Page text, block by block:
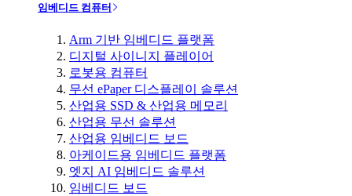
임베디드 컴퓨터
Arm 기반 임베디드 플랫폼
디지털 사이니지 플레이어
로봇용 컴퓨터
무선 ePaper 디스플레이 솔루션
산업용 SSD & 산업용 메모리
산업용 무선 솔루션
산업용 임베디드 보드
아케이드용 임베디드 플랫폼
엣지 AI 임베디드 솔루션
임베디드 보드